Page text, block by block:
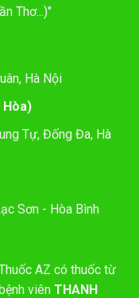
Thơ...)"
Hà Nội
Hòa)
Tự, Đống Đa, Hà
Sơn - Hòa Bình
AZ có thuốc từ
viên THANH